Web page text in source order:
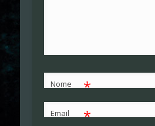
Nome *
Email *